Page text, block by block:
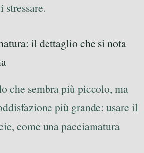
stressare.
il dettaglio che si nota
che sembra più piccolo, ma
più grande: usare il
come una pacciamatura